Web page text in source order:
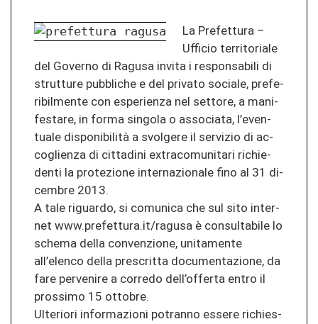
La Pre­fet­tu­ra –
Uf­fi­cio ter­ri­to­ria­le
del Go­ver­no di Ra­gu­sa in­vi­ta i re­spon­sa­bi­li di
strut­tu­re pu­bbli­che e del pri­va­to so­cia­le, pre­fe­
ribil­men­te con espe­rien­za nel set­to­re, a ma­ni­
fes­ta­re, in forma sin­go­la o as­so­cia­ta, l’even­
tua­le disponibilità a svol­ge­re il ser­vi­zio di ac­
coglien­za di cit­ta­di­ni ex­tra­co­mu­ni­ta­ri ri­chie­
den­ti la pro­te­zio­ne in­ter­na­zio­na­le fino al 31 di­
cem­bre 2013.
A tale ri­guar­do, si co­mu­ni­ca che sul sito in­ter­
net www.pre­fet­tu­ra.it/ra­gu­sa è con­sul­ta­bi­le lo
sche­ma della con­ve­n­zio­ne, uni­ta­men­te
all’elen­co della presc­rit­ta do­cu­men­ta­zio­ne, da
fare per­ve­ni­re a cor­re­do dell’of­fer­ta entro il
pros­si­mo 15 ot­to­bre.
Ul­te­rio­ri in­for­ma­zio­ni po­tran­no es­se­re ri­chies­